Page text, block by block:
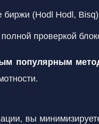
биржи (Hodl Hodl, Bisq)
проверкой
популярным
вы